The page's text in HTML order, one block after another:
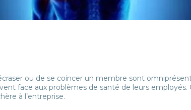
ou de se coincer un membre sont
face aux problèmes de santé de leurs employés.
à l’entreprise.